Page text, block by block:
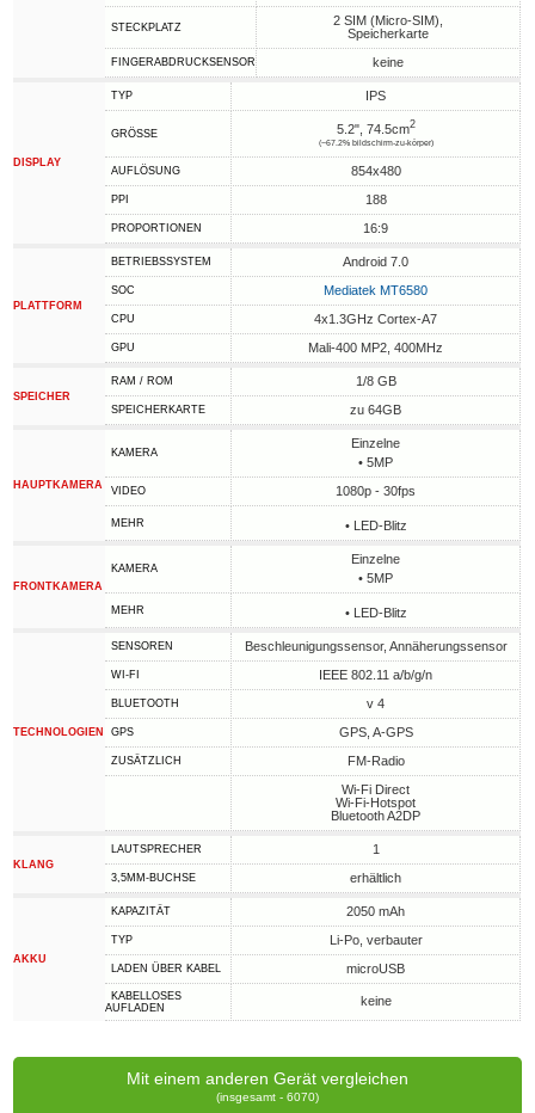
STECKPLATZ
2 SIM (Micro-SIM),
Speicherkarte
FINGERABDRUCKSENSOR keine
DISPLAY
TYP IPS
GRÖSSE 5.2", 74.5cm2
(~67.2% bildschirm-zu-körper)
AUFLÖSUNG 854x480
PPI 188
PROPORTIONEN 16:9
PLATTFORM
BETRIEBSSYSTEM Android 7.0
SOC Mediatek MT6580
CPU 4x1.3GHz Cortex-A7
GPU Mali-400 MP2, 400MHz
SPEICHER
RAM / ROM 1/8 GB
SPEICHERKARTE zu 64GB
HAUPTKAMERA
KAMERA
Einzelne
• 5MP
VIDEO 1080p - 30fps
MEHR • LED-Blitz
FRONTKAMERA
KAMERA
Einzelne
• 5MP
MEHR • LED-Blitz
TECHNOLOGIEN
SENSOREN Beschleunigungssensor, Annäherungssensor
WI-FI IEEE 802.11 a/b/g/n
BLUETOOTH v 4
GPS GPS, A-GPS
ZUSÄTZLICH
FM-Radio
Wi-Fi Direct
Wi-Fi-Hotspot
Bluetooth A2DP
KLANG
LAUTSPRECHER 1
3,5MM-BUCHSE erhältlich
AKKU
KAPAZITÄT 2050 mAh
TYP Li-Po, verbauter
LADEN ÜBER KABEL microUSB
KABELLOSES
AUFLADEN
keine
Mit einem anderen Gerät vergleichen
(insgesamt - 6070)